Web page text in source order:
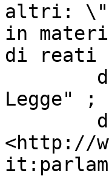
altri:
in
di reati
Legge" ;
<http://